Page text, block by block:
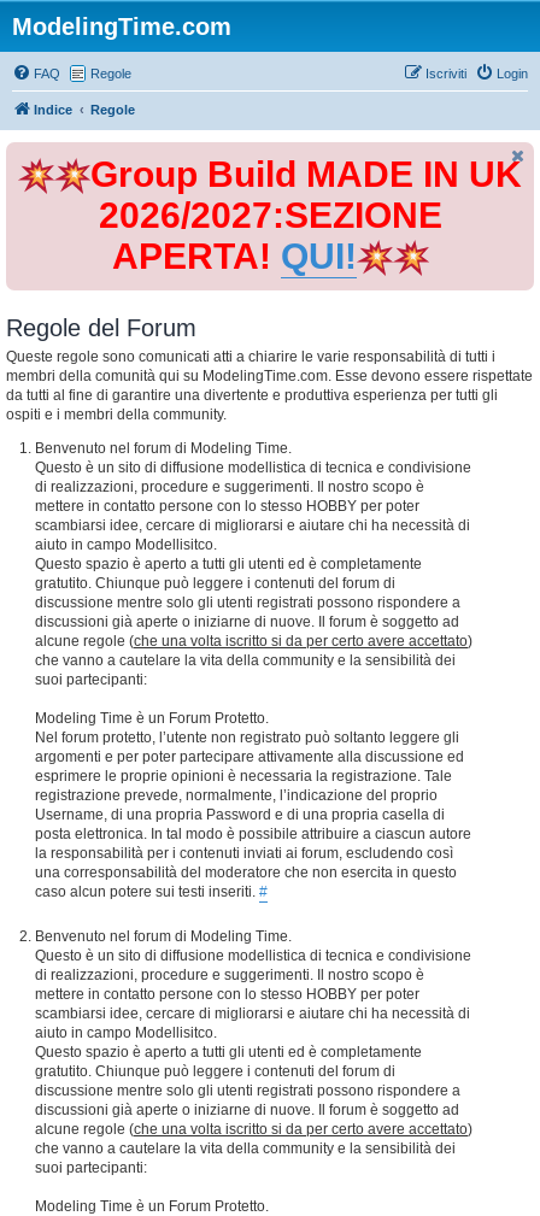
ModelingTime.com
FAQ Regole Login
Iscriviti
Indice Regole
Group Build MADE IN UK
2026/2027:SEZIONE
APERTA! QUI!
Regole del Forum
Queste regole sono comunicati atti a chiarire le varie responsabilità di tutti i
membri della comunità qui su ModelingTime.com. Esse devono essere rispettate
da tutti al fine di garantire una divertente e produttiva esperienza per tutti gli
ospiti e i membri della community.
Benvenuto nel forum di Modeling Time.
Questo è un sito di diffusione modellistica di tecnica e condivisione
di realizzazioni, procedure e suggerimenti. Il nostro scopo è
mettere in contatto persone con lo stesso HOBBY per poter
scambiarsi idee, cercare di migliorarsi e aiutare chi ha necessità di
aiuto in campo Modellisitco.
Questo spazio è aperto a tutti gli utenti ed è completamente
gratutito. Chiunque può leggere i contenuti del forum di
discussione mentre solo gli utenti registrati possono rispondere a
discussioni già aperte o iniziarne di nuove. Il forum è soggetto ad
alcune regole (che una volta iscritto si da per certo avere accettato)
che vanno a cautelare la vita della community e la sensibilità dei
suoi partecipanti:
Modeling Time è un Forum Protetto.
Nel forum protetto, l’utente non registrato può soltanto leggere gli
argomenti e per poter partecipare attivamente alla discussione ed
esprimere le proprie opinioni è necessaria la registrazione. Tale
registrazione prevede, normalmente, l’indicazione del proprio
Username, di una propria Password e di una propria casella di
posta elettronica. In tal modo è possibile attribuire a ciascun autore
la responsabilità per i contenuti inviati ai forum, escludendo così
una corresponsabilità del moderatore che non esercita in questo
caso alcun potere sui testi inseriti. #
Benvenuto nel forum di Modeling Time.
Questo è un sito di diffusione modellistica di tecnica e condivisione
di realizzazioni, procedure e suggerimenti. Il nostro scopo è
mettere in contatto persone con lo stesso HOBBY per poter
scambiarsi idee, cercare di migliorarsi e aiutare chi ha necessità di
aiuto in campo Modellisitco.
Questo spazio è aperto a tutti gli utenti ed è completamente
gratutito. Chiunque può leggere i contenuti del forum di
discussione mentre solo gli utenti registrati possono rispondere a
discussioni già aperte o iniziarne di nuove. Il forum è soggetto ad
alcune regole (che una volta iscritto si da per certo avere accettato)
che vanno a cautelare la vita della community e la sensibilità dei
suoi partecipanti:
Modeling Time è un Forum Protetto.